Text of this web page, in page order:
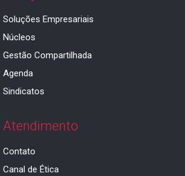
Soluções Empresariais
Núcleos
Gestão Compartilhada
Agenda
Sindicatos
Atendimento
Contato
Canal de Ética